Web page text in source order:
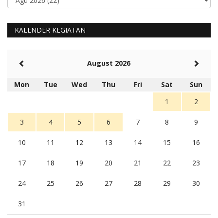
KALENDER KEGIATAN
August 2026
Mon Tue Wed Thu Fri Sat
Sun
1
2
3 4 5 6 7 8 9
10 11 12 13 14 15 16
17 18 19 20 21 22 23
24 25 26 27 28 29 30
31